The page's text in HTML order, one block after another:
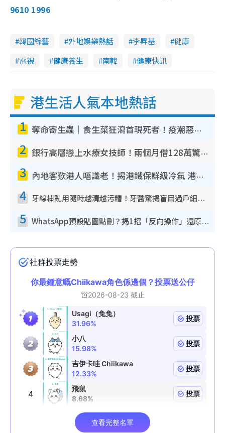
9610 1996
韓國綜藝 外地娛樂熱話 李昇基
健康
電視
健康養生 南韓 健康快訊
港生活人氣本地熱話
1 奪命寄生蟲｜食生菜狂瀉首現死者！疫潮惡化錄1.8萬宗病例 揭洗菜3大謬誤
2 銀行高層戀上水療女技師！兩個月借128萬驚覺「沉船」沉落火海 揭背後疑似邪教操控賣淫
3 內地客歎港人唔識老！揭港鐵保鮮級冷氣 港人求放過：咪投訴
4 牙線棒亂用隨時越清越污糟！牙醫驚揭盲目過戶細菌恐致蛀牙：呢種先係日常真保養
5 WhatsApp預設貼圖點刪？揭1招「反向操作」還原簡潔介面 附3步實測教學